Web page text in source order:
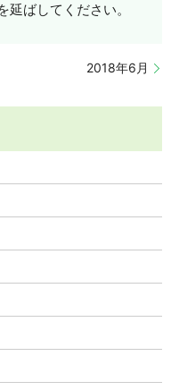
ばしてください。
2018年6月